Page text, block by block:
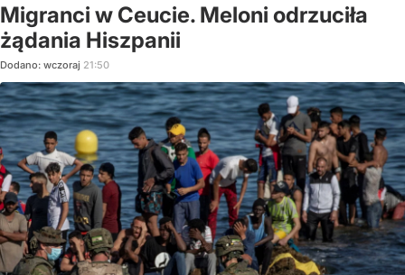
Migranci w Ceucie. Meloni odrzuciła
żądania Hiszpanii
Dodano: wczoraj 21:50